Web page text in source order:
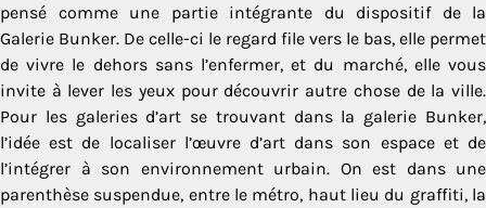
pensé comme une partie intégrante du dispositif de la
Galerie Bunker. De celle-ci le regard file vers le bas, elle permet
de vivre le dehors sans l’enfermer, et du marché, elle vous
invite à lever les yeux pour découvrir autre chose de la ville.
Pour les galeries d’art se trouvant dans la galerie Bunker,
l’idée est de localiser l’œuvre d’art dans son espace et de
l’intégrer à son environnement urbain. On est dans une
parenthèse suspendue, entre le métro, haut lieu du graffiti, la